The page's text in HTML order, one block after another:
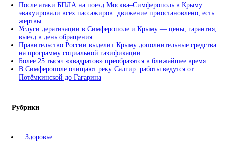
После атаки БПЛА на поезд Москва–Симферополь в Крыму
эвакуировали всех пассажиров: движение приостановлено, есть
жертвы
Услуги дератизации в Симферополе и Крыму — цены, гарантия,
выезд в день обращения
Правительство России выделит Крыму дополнительные средства
на программу социальной газификации
Более 25 тысяч «квадратов» преобразятся в ближайшее время
В Симферополе очищают реку Салгир: работы ведутся от
Потёмкинской до Гагарина
Рубрики
Здоровье